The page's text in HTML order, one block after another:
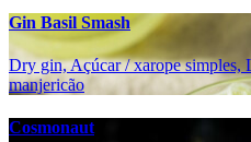
Gin Basil Smash
Dry gin, Açúcar / xarope simples,
manjericão
Cosmonaut